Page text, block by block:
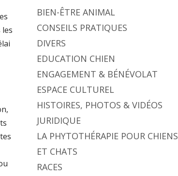
BIEN-ÊTRE ANIMAL
CONSEILS PRATIQUES
DIVERS
EDUCATION CHIEN
ENGAGEMENT & BÉNÉVOLAT
ESPACE CULTUREL
HISTOIRES, PHOTOS & VIDÉOS
JURIDIQUE
LA PHYTOTHÉRAPIE POUR CHIENS
ET CHATS
RACES